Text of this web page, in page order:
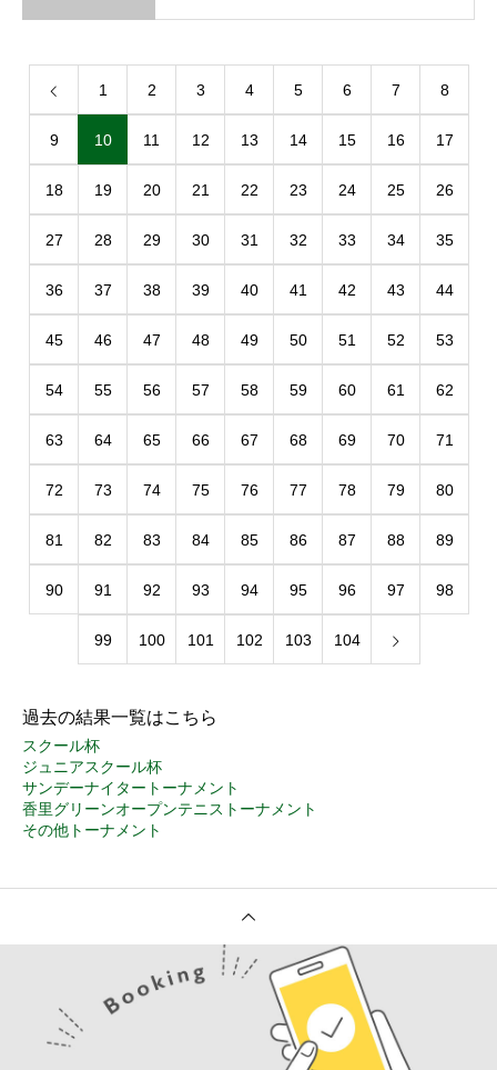
1 2 3 4 5 6 7 8
9 10 11 12 13 14 15 16 17
18 19 20 21 22 23 24 25 26
27 28 29 30 31 32 33 34 35
36 37 38 39 40 41 42 43 44
45 46 47 48 49 50 51 52 53
54 55 56 57 58 59 60 61 62
63 64 65 66 67 68 69 70 71
72 73 74 75 76 77 78 79 80
81 82 83 84 85 86 87 88 89
90 91 92 93 94 95 96 97 98
99 100 101 102 103 104
過去の結果一覧はこちら
スクール杯
ジュニアスクール杯
サンデーナイタートーナメント
香里グリーンオープンテニストーナメント
その他トーナメント